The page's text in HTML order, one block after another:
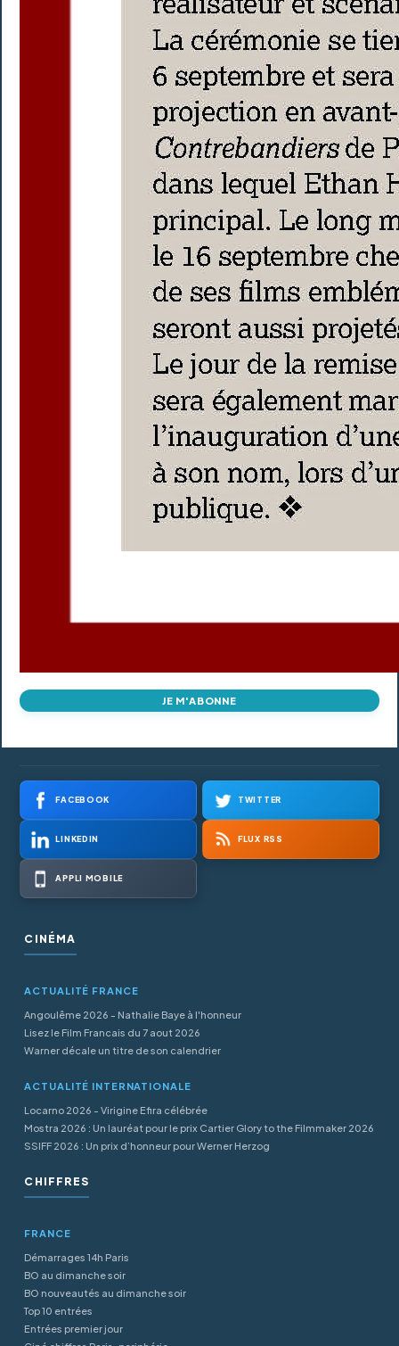
JE M'ABONNE
FACEBOOK TWITTER
LINKEDIN FLUX RSS
APPLI MOBILE
CINÉMA
ACTUALITÉ FRANCE
Angoulême 2026 - Nathalie Baye à l'honneur
Lisez le Film Francais du 7 aout 2026
Warner décale un titre de son calendrier
ACTUALITÉ INTERNATIONALE
Locarno 2026 - Virigine Efira célébrée
Mostra 2026 : Un lauréat pour le prix Cartier Glory to the Filmmaker 2026
SSIFF 2026 : Un prix d’honneur pour Werner Herzog
CHIFFRES
FRANCE
Démarrages 14h Paris
BO au dimanche soir
BO nouveautés au dimanche soir
Top 10 entrées
Entrées premier jour